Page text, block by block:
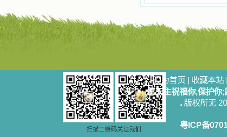
扫描二维码关注我们
设为首页 | 收藏本站
愿天主祝福你,保护你
版权所无
粤ICP备